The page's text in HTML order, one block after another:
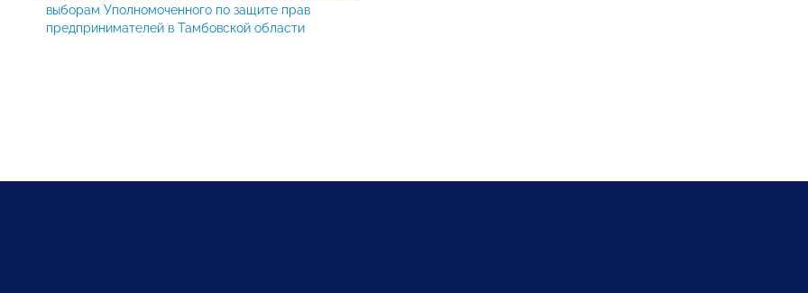
выборам Уполномоченного по защите прав
предпринимателей в Тамбовской области